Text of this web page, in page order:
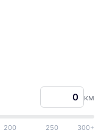
км
200 250 300+